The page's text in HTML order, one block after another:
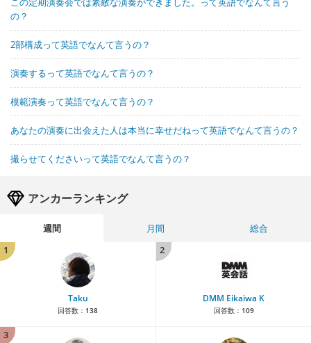
の？
2部構成って英語でなんて言うの？
演奏するって英語でなんて言うの？
模範演奏って英語でなんて言うの？
あなたの演奏に出会えた人は本当に幸せだねって英語でなんて言うの？
撮らせてくださいって英語でなんて言うの？
アンカーランキング
週間 月間
総合
1
Taku
回答数： 138
2
DMM Eikaiwa K
回答数： 109
3